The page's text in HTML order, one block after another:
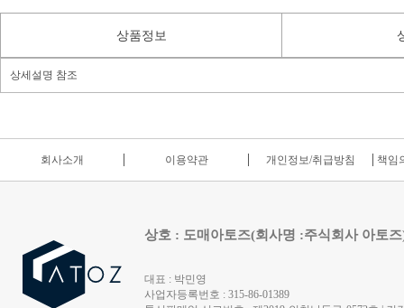
상품정보
상세설명 참조
회사소개 이용약관 개인정보/취급방침 책임
상호 : 도매아토즈(회사명 :주식회사 아토
대표 : 박민영
사업자등록번호 : 315-86-01389